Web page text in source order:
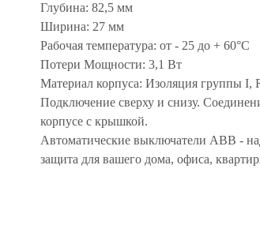
Глубина: 82,5 мм
Ширина: 27 мм
Рабочая температура: от - 25 до + 60°С
Потери Мощности: 3,1 Вт
Материал корпуса: Изоляция группы I,
Подключение сверху и снизу.
корпусе с крышкой.
Автоматические выключатели ABB -
защита для вашего дома, офиса,